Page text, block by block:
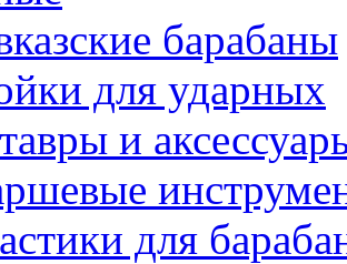
барабаны
для ударных
и
для